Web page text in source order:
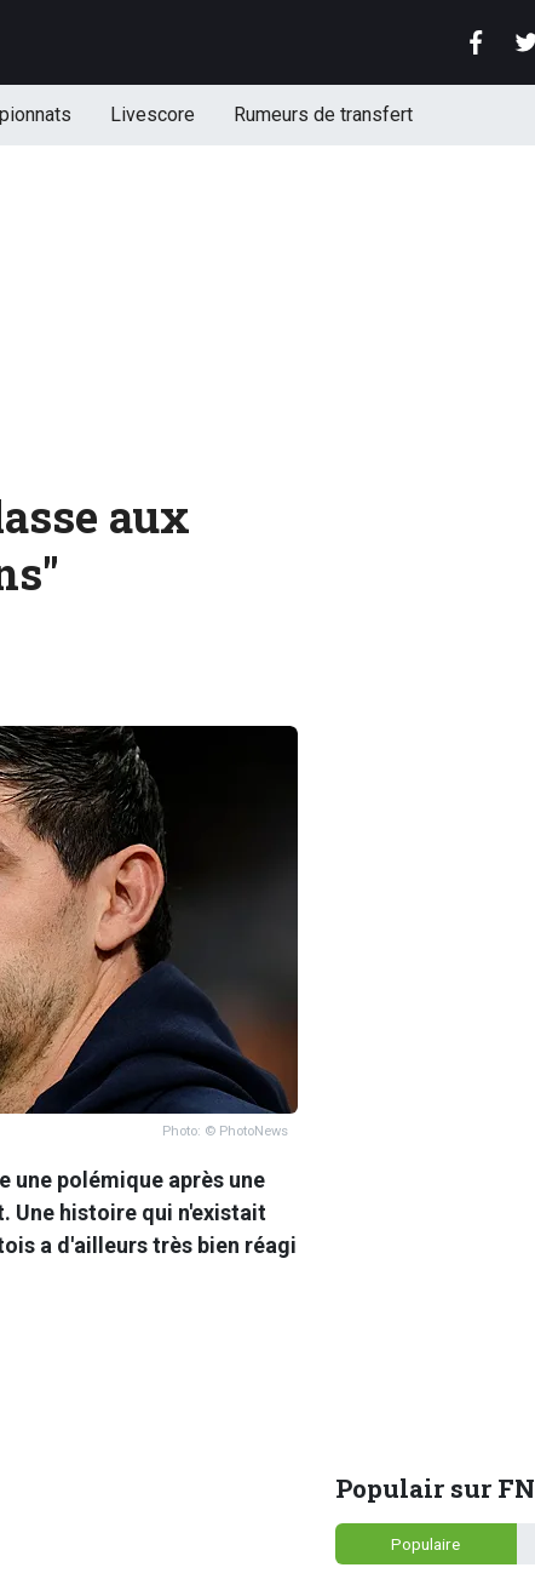
Livescore Rumeurs de transfert
aux
Photo: © PhotoNews
une polémique après une
Une histoire qui n'existait
a d'ailleurs très bien réagi
Populair sur FN
Populaire